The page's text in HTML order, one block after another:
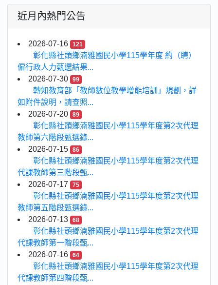
近月內熱門公告
2026-07-16 121
彰化縣社頭鄉湳雅國民小學115學年度 約（聘）
僱行政人力甄選結果...
2026-07-30
99
轉知教育部「教師數位教學增能培訓」規劃，詳
如附件說明，請查照...
2026-07-20
89
彰化縣社頭鄉湳雅國民小學115學年度第2次代理
教師第六階段甄選錄...
2026-07-15
86
彰化縣社頭鄉湳雅國民小學115學年度第2次代理
代課教師第三階段甄...
2026-07-17
75
彰化縣社頭鄉湳雅國民小學115學年度第2次代理
教師第五階段甄選錄...
2026-07-13
68
彰化縣社頭鄉湳雅國民小學115學年度第2次代理
代課教師第一階段甄...
2026-07-16
64
彰化縣社頭鄉湳雅國民小學115學年度第2次代理
代課教師第四階段甄...